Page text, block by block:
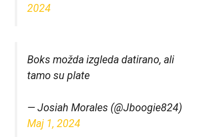
2024
Boks možda izgleda datirano, ali
tamo su plate
— Josiah Morales (@Jboogie824)
Maj 1, 2024